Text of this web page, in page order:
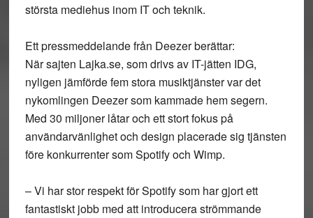
största mediehus inom IT och teknik.
Ett pressmeddelande från Deezer berättar:
När sajten Lajka.se, som drivs av IT-jätten IDG,
nyligen jämförde fem stora musiktjänster var det
nykomlingen Deezer som kammade hem segern.
Med 30 miljoner låtar och ett stort fokus på
användarvänlighet och design placerade sig tjänsten
före konkurrenter som Spotify och Wimp.
– Vi har stor respekt för Spotify som har gjort ett
fantastiskt jobb med att introducera strömmande